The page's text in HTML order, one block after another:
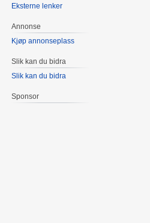
Eksterne lenker
Annonse
Kjøp annonseplass
Slik kan du bidra
Slik kan du bidra
Sponsor